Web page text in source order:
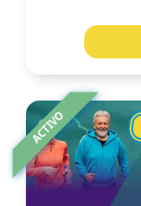
ACTIVO
Image